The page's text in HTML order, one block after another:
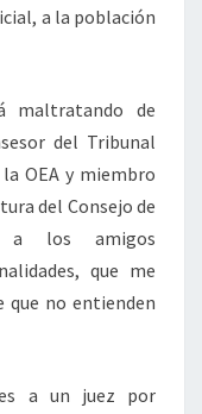
a la población
maltratando de
del Tribunal
OEA y miembro
del Consejo de
a los amigos
que me
que no entienden
a un juez por